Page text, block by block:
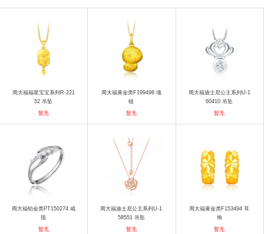
周大福福星宝宝系列R-221
52 吊坠
暂无
周大福黄金类F199498 项
链
暂无
周大福迪士尼公主系列U-1
60410 吊坠
暂无
周大福铂金类PT150274 戒
指
暂无
周大福迪士尼公主系列U-1
58551 吊坠
暂无
周大福黄金类F153494 耳
饰
暂无